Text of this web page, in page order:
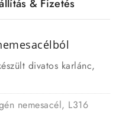
& Fizetés
divatos karlánc,
nemesacél, L316